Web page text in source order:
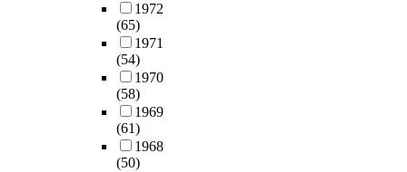
1972
(65)
1971
(54)
1970
(58)
1969
(61)
1968
(50)